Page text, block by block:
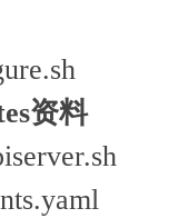
资料